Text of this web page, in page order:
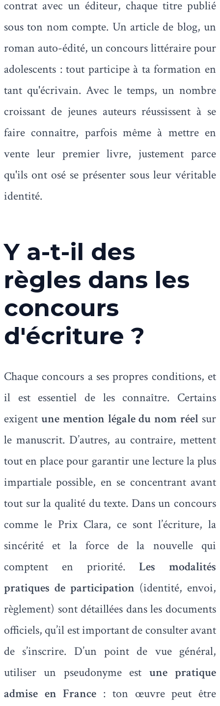
contrat avec un éditeur, chaque titre publié
sous ton nom compte. Un article de blog, un
roman auto-édité, un concours littéraire pour
adolescents : tout participe à ta formation en
tant qu'écrivain. Avec le temps, un nombre
croissant de jeunes auteurs réussissent à se
faire connaître, parfois même à mettre en
vente leur premier livre, justement parce
qu'ils ont osé se présenter sous leur véritable
identité.
Y a-t-il des
règles dans les
concours
d'écriture ?
Chaque concours a ses propres conditions, et
il est essentiel de les connaître. Certains
exigent une mention légale du nom réel sur
le manuscrit. D’autres, au contraire, mettent
tout en place pour garantir une lecture la plus
impartiale possible, en se concentrant avant
tout sur la qualité du texte. Dans un concours
comme le Prix Clara, ce sont l’écriture, la
sincérité et la force de la nouvelle qui
comptent en priorité. Les modalités
pratiques de participation (identité, envoi,
règlement) sont détaillées dans les documents
officiels, qu’il est important de consulter avant
de s’inscrire. D’un point de vue général,
utiliser un pseudonyme est une pratique
admise en France : ton œuvre peut être